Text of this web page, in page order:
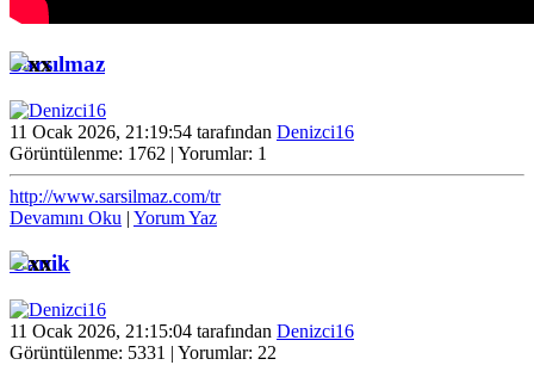
Sarsılmaz
11 Ocak 2026, 21:19:54 tarafından Denizci16
Görüntülenme: 1762 | Yorumlar: 1
http://www.sarsilmaz.com/tr
Devamını Oku | Yorum Yaz
Canik
11 Ocak 2026, 21:15:04 tarafından Denizci16
Görüntülenme: 5331 | Yorumlar: 22